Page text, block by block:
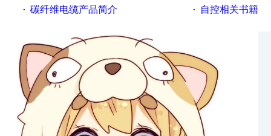
· 碳纤维电缆产品简介 · 自控相关书籍